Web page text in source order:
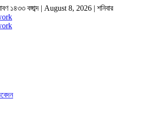
১৪৩৩ বঙ্গাব্দ | August 8, 2026 |শনিবার